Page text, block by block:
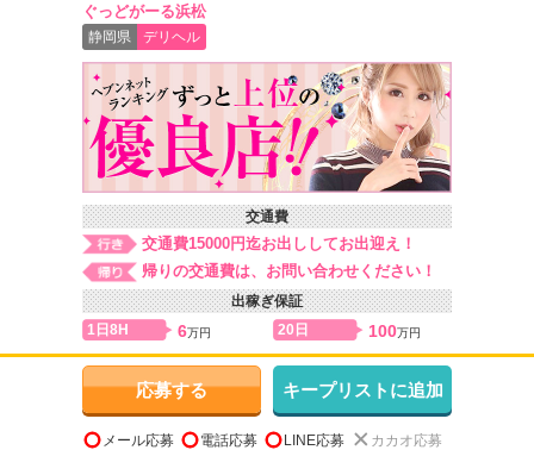
ぐっどがーる浜松
静岡県 デリヘル
交通費
交通費15000円迄お出ししてお出迎え！
帰りの交通費は、お問い合わせください！
出稼ぎ保証
1日8H
6万円 20日 100万円
応募する キープリストに追加
メール応募 電話応募 LINE応募 カカオ応募